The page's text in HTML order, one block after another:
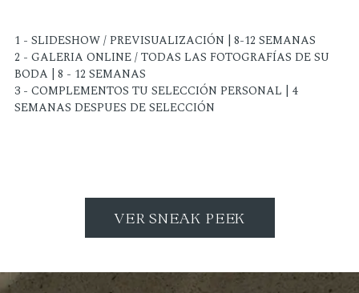
1 - SLIDESHOW / PREVISUALIZACIÓN | 8-12 SEMANAS
2 - GALERIA ONLINE / TODAS LAS FOTOGRAFÍAS DE SU
BODA | 8 - 12 SEMANAS
3 - COMPLEMENTOS TU SELECCIÓN PERSONAL | 4
SEMANAS DESPUES DE SELECCIÓN
VER SNEAK PEEK